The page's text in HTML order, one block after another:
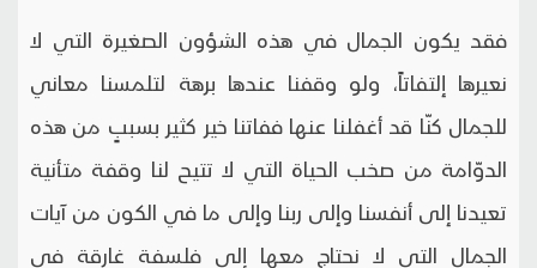
فقد يكون الجمال في هذه الشؤون الصغيرة التي لا
نعيرها إلتفاتاً، ولو وقفنا عندها برهة لتلمسنا معاني
للجمال كنّا قد أغفلنا عنها ففاتنا خير كثير بسببٍ من هذه
الدوّامة من صخب الحياة التي لا تتيح لنا وقفة متأنية
تعيدنا إلى أنفسنا وإلى ربنا وإلى ما في الكون من آيات
الجمال التي لا نحتاج معها إلى فلسفة غارقة في